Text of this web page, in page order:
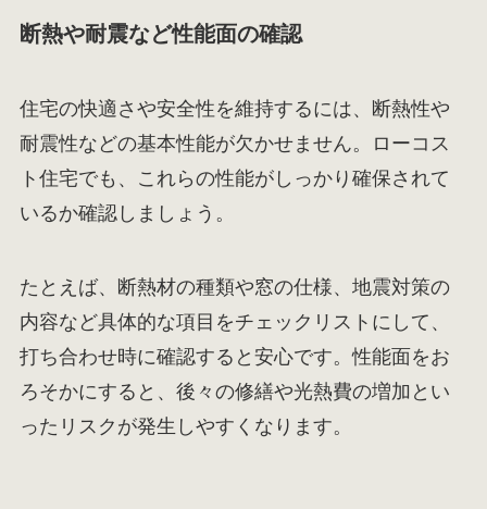
断熱や耐震など性能面の確認
住宅の快適さや安全性を維持するには、断熱性や
耐震性などの基本性能が欠かせません。ローコス
ト住宅でも、これらの性能がしっかり確保されて
いるか確認しましょう。
たとえば、断熱材の種類や窓の仕様、地震対策の
内容など具体的な項目をチェックリストにして、
打ち合わせ時に確認すると安心です。性能面をお
ろそかにすると、後々の修繕や光熱費の増加とい
ったリスクが発生しやすくなります。